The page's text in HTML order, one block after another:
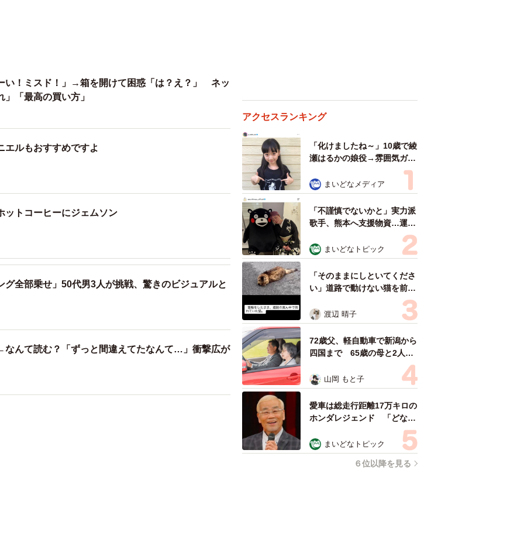
い！ミスド！」→箱を開けて困惑「は？え？」 ネッ
「最高の買い方」
エルもおすすめですよ
ットコーヒーにジェムソン
グ全部乗せ」50代男3人が挑戦、驚きのビジュアルと
んて読む？「ずっと間違えてたなんて…」衝撃広が
アクセスランキング
「化けましたね～」10歳で綾
瀬はるかの娘役→雰囲気ガラ
リの18歳に成長 「メイクで
雰囲気が」「宝塚に入れそ
う」
まいどなメディア
「不謹慎でないかと」実力派
歌手、熊本へ支援物資…運搬
トラックの車体デザインにた
めらい 「痛いほど伝わる」
「行動され立派」
まいどなトピック
「そのままにしといてくださ
い」道路で動けない猫を前に
返された一言… 懸命に生き
ようとした4日間 「命の重
さはみんな同じ」保護団体代
表の訴え
渡辺 晴子
72歳父、軽自動車で新潟から
四国まで 65歳の母と2人で
3泊4日の旅 パーキングの休
憩まで分刻み… 「大学生で
も組まねえよ！」
山岡 もと子
愛車は総走行距離17万キロの
ホンダレジェンド 「どなた
か欲しい方が居たら」 大御
所漫才師が譲渡の意向
まいどなトピック
６位以降を見る